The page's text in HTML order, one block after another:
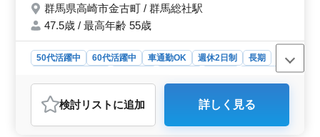
また、技術士や土木施工管理技士などの資格を持つ方
は、更なるキャリアの拡大が見込めます。
を大いに発揮してください！
群馬県高崎市金古町 / 群馬総社駅
47.5歳 / 最高年齢 55歳
50代活躍中 60代活躍中 車通勤OK 週休2日制
長期
契約社員
おすすめポイント
＜働きやすい就業環境＞ 残業は月10時間程度、年間休
検討リスト に追加 詳しく見る